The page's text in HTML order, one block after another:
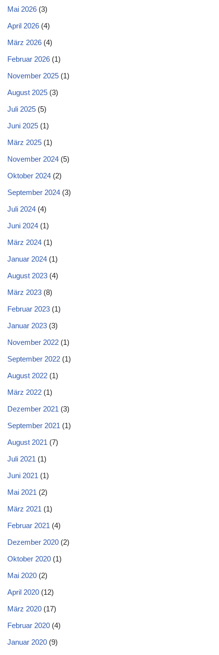
Mai 2026 (3)
April 2026 (4)
März 2026 (4)
Februar 2026 (1)
November 2025 (1)
August 2025 (3)
Juli 2025 (5)
Juni 2025 (1)
März 2025 (1)
November 2024 (5)
Oktober 2024 (2)
September 2024 (3)
Juli 2024 (4)
Juni 2024 (1)
März 2024 (1)
Januar 2024 (1)
August 2023 (4)
März 2023 (8)
Februar 2023 (1)
Januar 2023 (3)
November 2022 (1)
September 2022 (1)
August 2022 (1)
März 2022 (1)
Dezember 2021 (3)
September 2021 (1)
August 2021 (7)
Juli 2021 (1)
Juni 2021 (1)
Mai 2021 (2)
März 2021 (1)
Februar 2021 (4)
Dezember 2020 (2)
Oktober 2020 (1)
Mai 2020 (2)
April 2020 (12)
März 2020 (17)
Februar 2020 (4)
Januar 2020 (9)